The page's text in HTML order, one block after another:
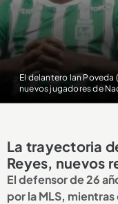
El delantero Ian Poveda
nuevos jugadores de
La trayectoria
Reyes, nuevos
El defensor de 26
por la MLS,